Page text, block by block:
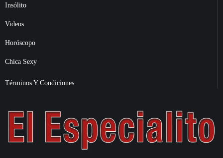
Insólito
Videos
Horóscopo
Chica Sexy
Términos Y Condiciones